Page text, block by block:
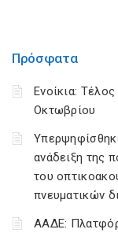
Πρόσφατα
Ενοίκια:
Οκτωβρίου
ανάδειξη της
του
πνευματικών
ΑΑΔΕ: